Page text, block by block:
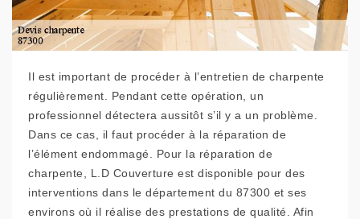
Il est important de procéder à l’entretien de charpente
régulièrement. Pendant cette opération, un
professionnel détectera aussitôt s’il y a un problème.
Dans ce cas, il faut procéder à la réparation de
l’élément endommagé. Pour la réparation de
charpente, L.D Couverture est disponible pour des
interventions dans le département du 87300 et ses
environs où il réalise des prestations de qualité. Afin